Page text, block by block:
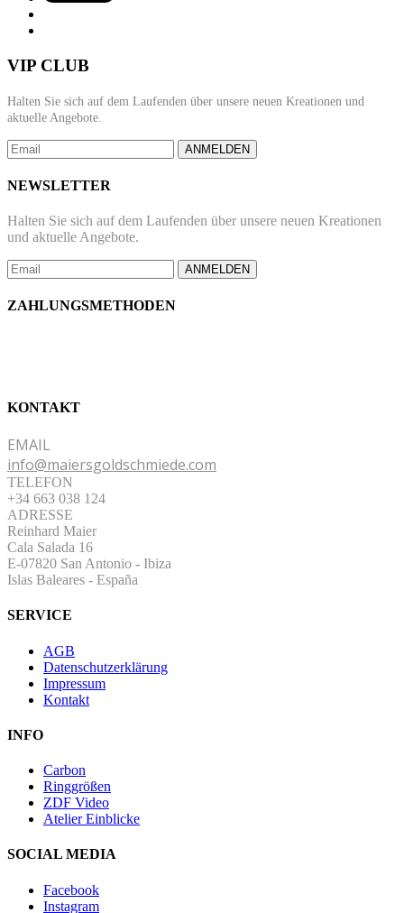
VIP CLUB
Halten Sie sich auf dem Laufenden über unsere neuen Kreationen und
aktuelle Angebote.
ANMELDEN
NEWSLETTER
Halten Sie sich auf dem Laufenden über unsere neuen Kreationen
und aktuelle Angebote.
ANMELDEN
ZAHLUNGSMETHODEN
KONTAKT
EMAIL
info@maiersgoldschmiede.com
TELEFON
+34 663 038 124
ADRESSE
Reinhard Maier
Cala Salada 16
E-07820 San Antonio - Ibiza
Islas Baleares - España
SERVICE
AGB
Datenschutzerklärung
Impressum
Kontakt
INFO
Carbon
Ringgrößen
ZDF Video
Atelier Einblicke
SOCIAL MEDIA
Facebook
Instagram